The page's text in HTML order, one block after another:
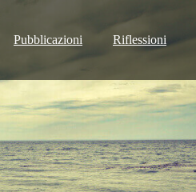
Pubblicazioni Riflessioni